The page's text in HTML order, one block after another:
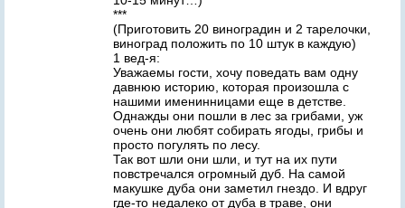
***
(Приготовить 20 виноградин и 2 тарелочки,
виноград положить по 10 штук в каждую)
1 вед-я:
Уважаемы гости, хочу поведать вам одну
давнюю историю, которая произошла с
нашими именинницами еще в детстве.
Однажды они пошли в лес за грибами, уж
очень они любят собирать ягоды, грибы и
просто погулять по лесу.
Так вот шли они шли, и тут на их пути
повстречался огромный дуб. На самой
макушке дуба они заметил гнездо. И вдруг
где-то недалеко от дуба в траве, они